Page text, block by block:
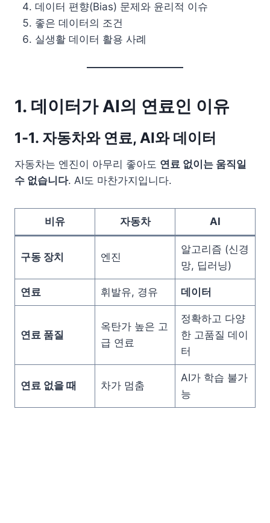
데이터 편향(Bias) 문제와 윤리적 이슈
좋은 데이터의 조건
실생활 데이터 활용 사례
1. 데이터가 AI의 연료인 이유
1-1. 자동차와 연료, AI와 데이터
자동차는 엔진이 아무리 좋아도 연료 없이는 움직일
수 없습니다. AI도 마찬가지입니다.
비유 자동차 AI
구동 장치 엔진
알고리즘 (신경
망, 딥러닝)
연료 휘발유, 경유 데이터
연료 품질
옥탄가 높은 고
급 연료
정확하고 다양
한 고품질 데이
터
연료 없을 때 차가 멈춤
AI가 학습 불가
능